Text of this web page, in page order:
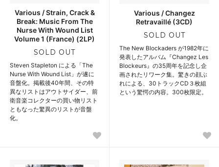
Various / Strain, Crack &
Break: Music From The
Nurse With Wound List
Volume 1 (France) (2LP)
SOLD OUT
Steven Stapleton による「The
Nurse With Wound List」が遂に
音盤化。掲載後40年間、その特
異なリストはアウトサイダー、前
衛音楽コレクターの買い物リスト
ともなった驚異のリストが音盤
化。
Various / Changez
Retravaillé (3CD)
SOLD OUT
The New Blockaders が1982年に
発表したアルバム『Changez Les
Blockeurs』の35周年を記念し企
画されたリワーク集。驚きの顔ぶ
れによる、30トラックCD３枚組
という驚愕の内容。300枚限定。